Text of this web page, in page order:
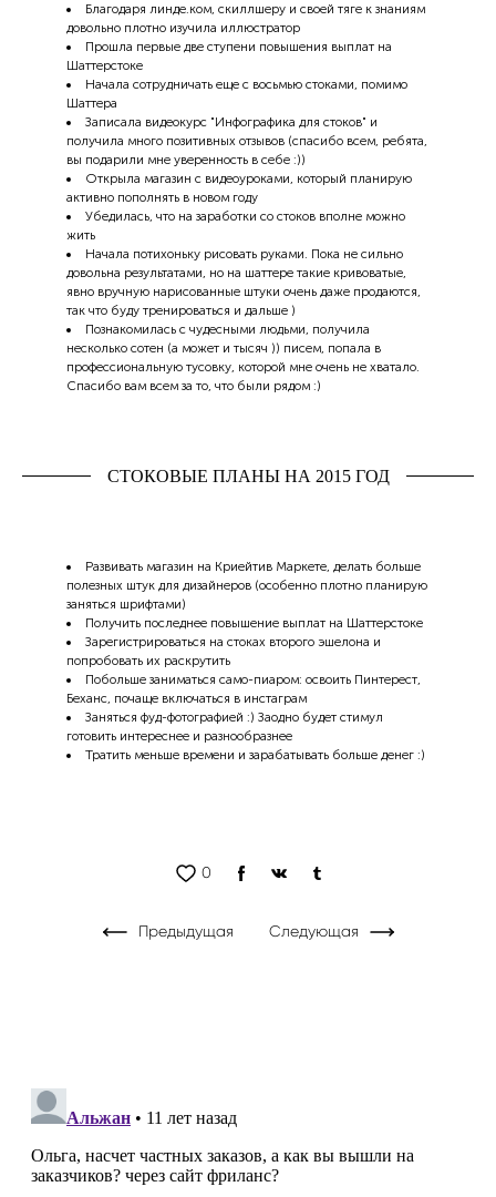
Благодаря линде.ком, скиллшеру и своей тяге к знаниям
довольно плотно изучила иллюстратор
Прошла первые две ступени повышения выплат на
Шаттерстоке
Начала сотрудничать еще с восьмью стоками, помимо
Шаттера
Записала видеокурс "Инфографика для стоков" и
получила много позитивных отзывов (спасибо всем, ребята,
вы подарили мне уверенность в себе :))
Открыла магазин с видеоуроками, который планирую
активно пополнять в новом году
Убедилась, что на заработки со стоков вполне можно
жить
Начала потихоньку рисовать руками. Пока не сильно
довольна результатами, но на шаттере такие кривоватые,
явно вручную нарисованные штуки очень даже продаются,
так что буду тренироваться и дальше )
Познакомилась с чудесными людьми, получила
несколько сотен (а может и тысяч )) писем, попала в
профессиональную тусовку, которой мне очень не хватало.
Спасибо вам всем за то, что были рядом :)
СТОКОВЫЕ ПЛАНЫ НА 2015 ГОД
Развивать магазин на Криейтив Маркете, делать больше
полезных штук для дизайнеров (особенно плотно планирую
заняться шрифтами)
Получить последнее повышение выплат на Шаттерстоке
Зарегистрироваться на стоках второго эшелона и
попробовать их раскрутить
Побольше заниматься само-пиаром: освоить Пинтерест,
Беханс, почаще включаться в инстаграм
Заняться фуд-фотографией :) Заодно будет стимул
готовить интереснее и разнообразнее
Тратить меньше времени и зарабатывать больше денег :)
0
Предыдущая Следующая